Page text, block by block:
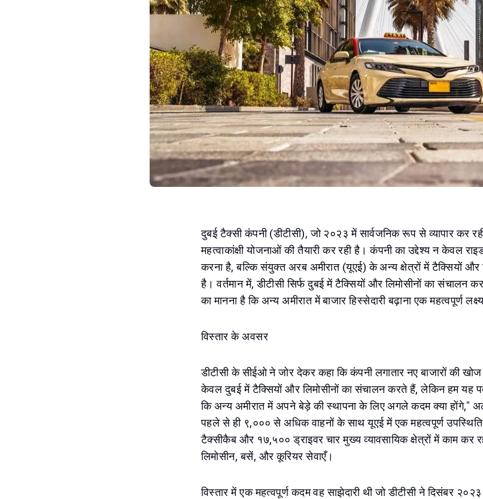
दुबई टैक्सी कंपनी (डीटीसी), जो २०२३ में सार्वजनिक रूप से व्यापार कर
महत्वाकांक्षी योजनाओं की तैयारी कर रही है। कंपनी का उद्देश्य न केवल
करना है, बल्कि संयुक्त अरब अमीरात (यूएई) के अन्य क्षेत्रों में टैक्सियों और
है। वर्तमान में, डीटीसी सिर्फ दुबई में टैक्सियों और लिमोसीनों का
का मानना है कि अन्य अमीरात में बाजार हिस्सेदारी बढ़ाना एक महत्वपूर्ण
विस्तार के अवसर
डीटीसी के सीईओ ने जोर देकर कहा कि कंपनी लगातार नए बाजारों की
केवल दुबई में टैक्सियों और लिमोसीनों का संचालन करते हैं, लेकिन हम यह
कि अन्य अमीरात में अपने बेड़े की स्थापना के लिए अगले कदम क्या होंगे,"
पहले से ही ९,००० से अधिक वाहनों के साथ यूएई में एक महत्वपूर्ण
टैक्सीकैब और १७,५०० ड्राइवर चार मुख्य व्यावसायिक क्षेत्रों में काम कर
लिमोसीन, बसें, और कूरियर सेवाएँ।
विस्तार में एक महत्वपूर्ण कदम वह साझेदारी थी जो डीटीसी ने दिसंबर